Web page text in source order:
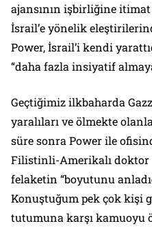
ajansının işbirliğine
İsrail’e yönelik
Power, İsrail’i kendi
“daha fazla insiyatif
Geçtiğimiz ilkbaharda
yaralıları ve ölmekte
süre sonra Power ile
Filistinli-Amerikalı doktor
felaketin “boyutunu
Konuştuğum pek çok kişi
tutumuna karşı kamuoyu